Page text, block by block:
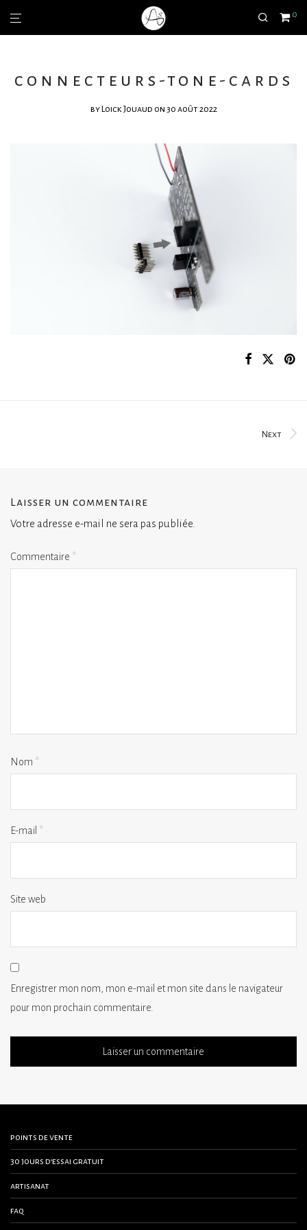
0
connecteurs-tone-cards
by Loick Jouaud on 30 août 2022
Next
Laisser un commentaire
Votre adresse e-mail ne sera pas publiée.
Commentaire *
Nom *
E-mail *
Site web
Enregistrer mon nom, mon e-mail et mon site dans le navigateur
pour mon prochain commentaire.
points de vente
30 jours d’essai gratuit
artisanat
faq